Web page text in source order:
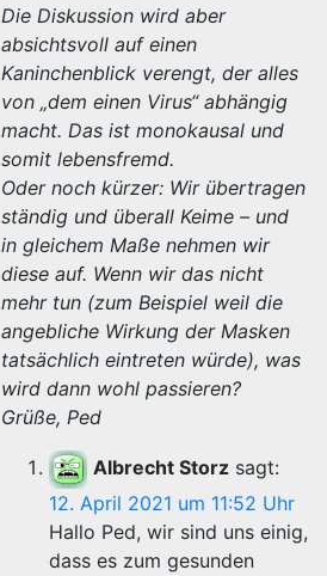
Die Diskussion wird aber
absichtsvoll auf einen
Kaninchenblick verengt, der alles
von „dem einen Virus“ abhängig
macht. Das ist monokausal und
somit lebensfremd.
Oder noch kürzer: Wir übertragen
ständig und überall Keime – und
in gleichem Maße nehmen wir
diese auf. Wenn wir das nicht
mehr tun (zum Beispiel weil die
angebliche Wirkung der Masken
tatsächlich eintreten würde), was
wird dann wohl passieren?
Grüße, Ped
Albrecht Storz sagt:
12. April 2021 um 11:52 Uhr
Hallo Ped, wir sind uns einig,
dass es zum gesunden